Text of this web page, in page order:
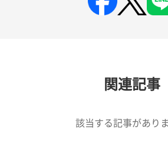
関連記事
該当する記事があり